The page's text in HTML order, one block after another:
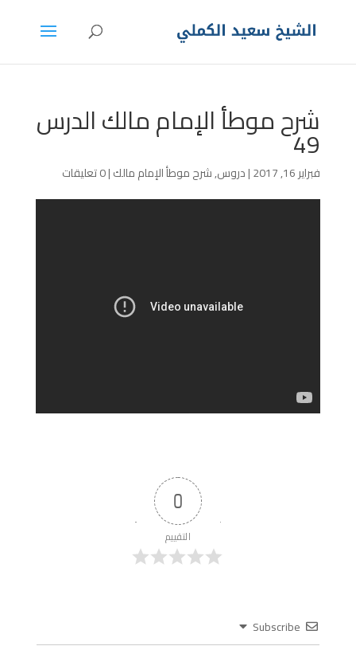
شرح موطأ الإمام مالك الدرس
49
فبراير 16, 2017 |دروس,شرح موطأ الإمام مالك|0 تعليقات
0
التقييم
Subscribe